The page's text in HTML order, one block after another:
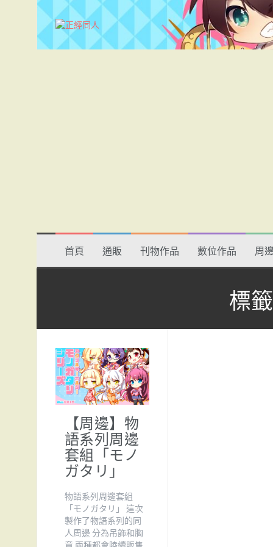
首頁 通販 刊物作品 數位作品 周
標
【周邊】物
語系列周邊
套組「モノ
ガタリ」
物語系列周邊套組
「モノガタリ」 這次
製作了物語系列的同
人周邊 分為吊飾和胸